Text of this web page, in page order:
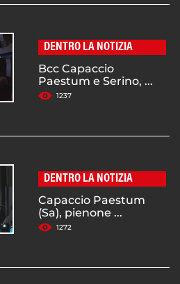
DENTRO LA NOTIZIA
Bcc Capaccio
Paestum e Serino, ...
1237
DENTRO LA NOTIZIA
Capaccio Paestum
(Sa), pienone ...
1272